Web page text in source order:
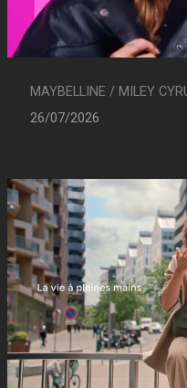
MAYBELLINE / MILEY
26/07/2026